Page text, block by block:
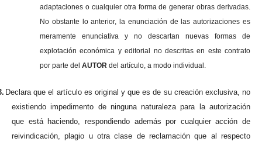
adaptaciones o cualquier otra forma de generar obras derivadas.
No obstante lo anterior, la enunciación de las autorizaciones es
meramente enunciativa y no descartan nuevas formas de
explotación económica y editorial no descritas en este contrato
por parte del AUTORdel artículo, a modo individual.
Declara que el artículo es original y que es de su creación exclusiva, no
existiendo impedimento de ninguna naturaleza para la autorización
que está haciendo, respondiendo además por cualquier acción de
reivindicación, plagio u otra clase de reclamación que al respecto